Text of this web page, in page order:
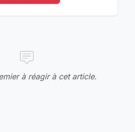
à réagir à cet article.